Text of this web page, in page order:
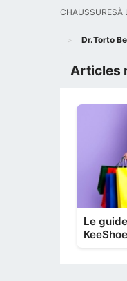
CHAUSSURESÀ
Dr.Torto
Articles
Le